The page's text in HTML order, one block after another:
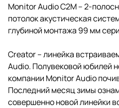
Monitor Audio C2M – 2-
потолок акустическая
глубиной монтажа 99 мм
Creator – линейка
Audio. Полувековой юбилей
компании Monitor Audio
Последний месяц зимы
совершенно новой линейки